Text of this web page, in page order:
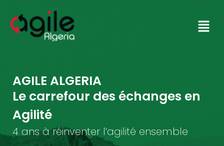
AGILE ALGERIA
Le carrefour des échanges en
Agilité
4 ans à réinventer l’agilité ensemble